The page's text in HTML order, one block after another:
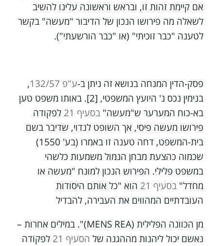
אם קיימת זהות זו, ובראש וראשונה עלינו להשיב
לשאלה מה פירושו הנכון של הדיבור "מעשה" בקשר
לטענה "כבר זוכיתי" (או "כבר הורשעתי").
פסק-הדין המנחה בנושא זה ניתן ב-ע"פ 132/57
,
בנימין נכס נ' היועץ המשפטי, [2]. באותו משפט טען
בא-כוח המערער ש"מעשה"בסעיף 21
לפקודה
פירושו מעשה פיסי, אך השופט לנדוי, שדיבר בשם
בית-המשפט, דחה טענה זו באמרו (בע' 1550)
שכמוה כהצעת מבחן הנמול משמעות כלשהי
במשפט פלילי. הפירוש הנכון למונח "מעשה או
מחדל"בסעיף 21
הוא "כל אותם היסודות
העובדתיים המהווים את העבירה, להבדיל
מן הכוונה הפלילית (MENS REA)". במילים אחרות –
נאשם יכול ליהנות מההגנה של הסעיף 21
לפקודה